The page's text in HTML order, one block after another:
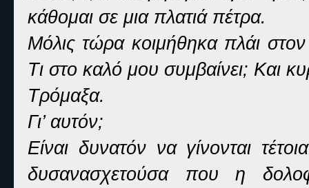
κάθομαι σε μια πλατιά πέτρα.
Μόλις τώρα κοιμήθηκα πλάι
Τι στο καλό μου συμβαίνει; Και
Τρόμαξα.
Γι’ αυτόν;
Είναι δυνατόν να γίνονται
δυσανασχετούσα που η